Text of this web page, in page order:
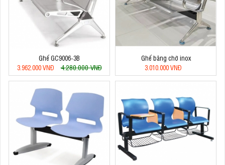
Ghế GC9006-3B
3.962.000 VNĐ
4.280.000 VNĐ
Ghế băng chờ inox
3.010.000 VNĐ